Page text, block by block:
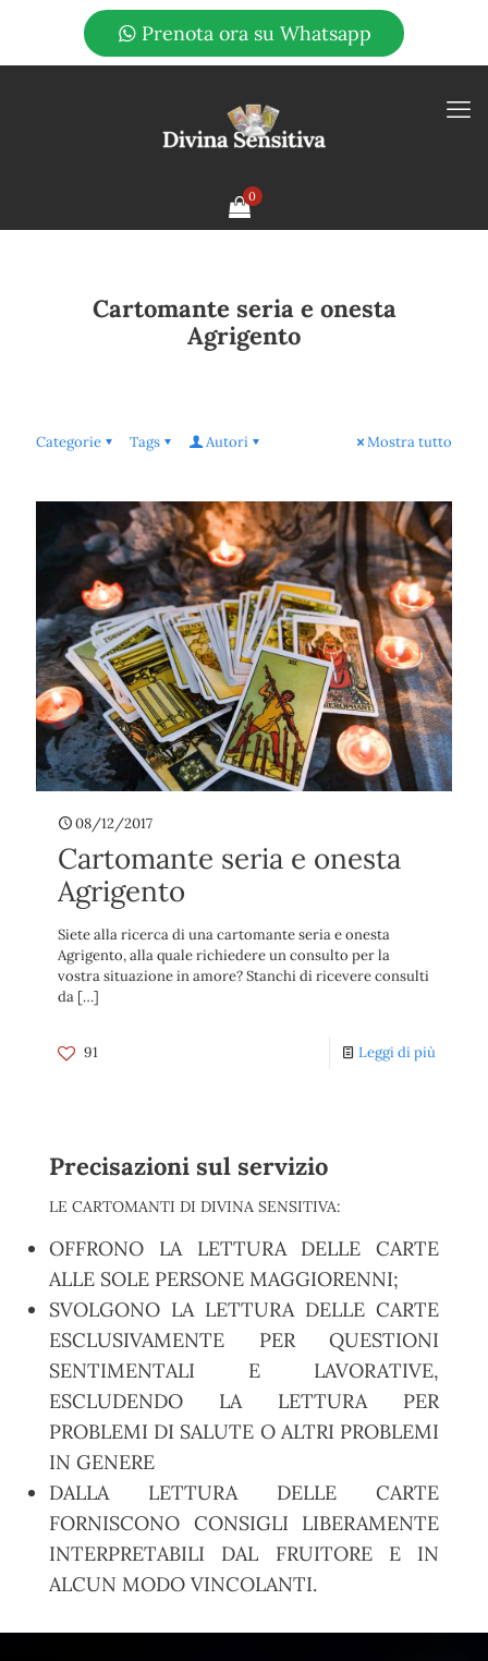
Prenota ora su Whatsapp
0
Cartomante seria e onesta
Agrigento
Categorie Tags Autori Mostra tutto
08/12/2017
Cartomante seria e onesta
Agrigento
Siete alla ricerca di una cartomante seria e onesta
Agrigento, alla quale richiedere un consulto per la
vostra situazione in amore? Stanchi di ricevere consulti
da […]
91 Leggi di più
Precisazioni sul servizio
LE CARTOMANTI DI DIVINA SENSITIVA:
OFFRONO LA LETTURA DELLE CARTE
ALLE SOLE PERSONE MAGGIORENNI;
SVOLGONO LA LETTURA DELLE CARTE
ESCLUSIVAMENTE PER QUESTIONI
SENTIMENTALI E LAVORATIVE,
ESCLUDENDO LA LETTURA PER
PROBLEMI DI SALUTE O ALTRI PROBLEMI
IN GENERE
DALLA LETTURA DELLE CARTE
FORNISCONO CONSIGLI LIBERAMENTE
INTERPRETABILI DAL FRUITORE E IN
ALCUN MODO VINCOLANTI.